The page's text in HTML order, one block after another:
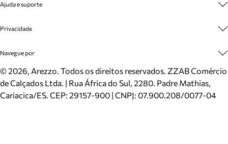
Venda Corporativa
Mapa do Site
Inverno
Mundo Arezzo
Plano de Negócio
Ajuda e suporte
Cadastro
Meus Pedidos
Trocas e Devoluções
Cartão Presente
Localizador de lojas
Privacidade
Politica e Privacidade
Navegue por
Sapatos
Bolsas
Scarpins
©2026, Arezzo. Todos os direitos reservados. ZZAB Comércio
de Calçados Ltda. | Rua África do Sul, 2280. Padre Mathias,
Cariacica/ES. CEP: 29157-900 | CNPJ: 07.900.208/0077-04